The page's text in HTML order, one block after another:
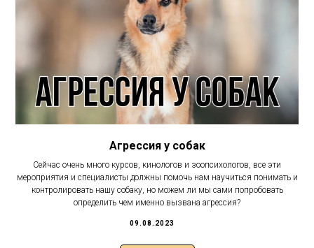
Агрессия у собак
Сейчас очень много курсов, кинологов и зоопсихологов, все эти
мероприятия и специалисты должны помочь нам научиться понимать и
контролировать нашу собаку, но можем ли мы сами попробовать
определить чем именно вызвана агрессия?
09.08.2023